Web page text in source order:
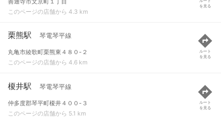
このページの店舗から 4.3 km
を見る
栗熊駅 琴電琴平線
丸亀市綾歌町栗熊東４８０-２
このページの店舗から 4.6 km
ルート
を見る
榎井駅 琴電琴平線
仲多度郡琴平町榎井４００-３
このページの店舗から 5.1 km
ルート
を見る